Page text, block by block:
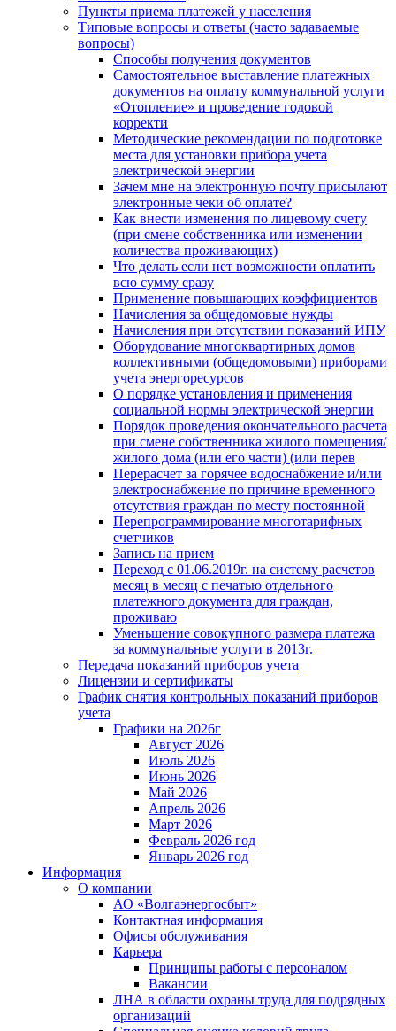
Пункты приема платежей у населения
Типовые вопросы и ответы (часто задаваемые
вопросы)
Способы получения документов
Самостоятельное выставление платежных
документов на оплату коммунальной услуги
«Отопление» и проведение годовой
корректи
Методические рекомендации по подготовке
места для установки прибора учета
электрической энергии
Зачем мне на электронную почту присылают
электронные чеки об оплате?
Как внести изменения по лицевому счету
(при смене собственника или изменении
количества проживающих)
Что делать если нет возможности оплатить
всю сумму сразу
Применение повышающих коэффициентов
Начисления за общедомовые нужды
Начисления при отсутствии показаний ИПУ
Оборудование многоквартирных домов
коллективными (общедомовыми) приборами
учета энергоресурсов
О порядке установления и применения
социальной нормы электрической энергии
Порядок проведения окончательного расчета
при смене собственника жилого помещения/
жилого дома (или его части) (или перев
Перерасчет за горячее водоснабжение и/или
электроснабжение по причине временного
отсутствия граждан по месту постоянной
Перепрограммирование многотарифных
счетчиков
Запись на прием
Переход с 01.06.2019г. на систему расчетов
месяц в месяц с печатью отдельного
платежного документа для граждан,
проживаю
Уменьшение совокупного размера платежа
за коммунальные услуги в 2013г.
Передача показаний приборов учета
Лицензии и сертификаты
График снятия контрольных показаний приборов
учета
Графики на 2026г
Август 2026
Июль 2026
Июнь 2026
Май 2026
Апрель 2026
Март 2026
Февраль 2026 год
Январь 2026 год
Информация
О компании
АО «Волгаэнергосбыт»
Контактная информация
Офисы обслуживания
Карьера
Принципы работы с персоналом
Вакансии
ЛНА в области охраны труда для подрядных
организаций